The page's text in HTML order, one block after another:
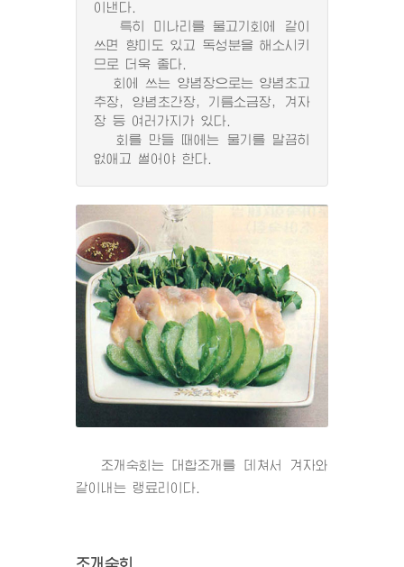
이낸다.
특히 미나리를 물고기회에 같이
쓰면 향미도 있고 독성분을 해소시키
므로 더욱 좋다.
회에 쓰는 양념장으로는 양념초고
추장, 양념초간장, 기름소금장, 겨자
장 등 여러가지가 있다.
회를 만들 때에는 물기를 말끔히
없애고 썰어야 한다.
조개숙회는 대합조개를 데쳐서 겨자와
같이내는 랭료리이다.
조개숙회